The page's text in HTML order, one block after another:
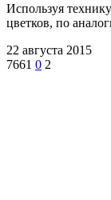
Используя
цветков, по
22 августа 2015
7661 0 2